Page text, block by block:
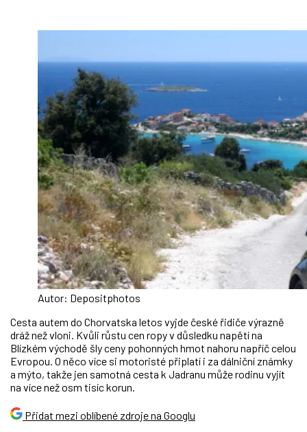
Autor: Depositphotos
Cesta autem do Chorvatska letos vyjde české řidiče výrazně
dráž než vloni. Kvůli růstu cen ropy v důsledku napětí na
Blízkém východě šly ceny pohonných hmot nahoru napříč celou
Evropou. O něco více si motoristé připlatí i za dálniční známky
a mýto, takže jen samotná cesta k Jadranu může rodinu vyjít
na více než osm tisíc korun.
Přidat mezi oblíbené zdroje na Googlu